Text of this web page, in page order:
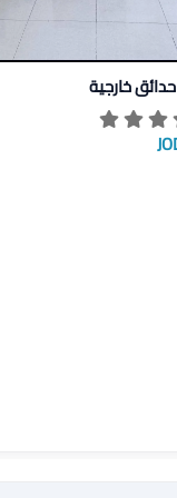
اطقم حدائق خارجية
خارجية